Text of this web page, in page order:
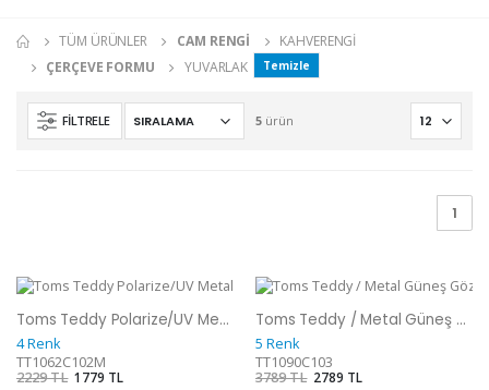
TÜM ÜRÜNLER CAM RENGI
KAHVERENGI
ÇERÇEVE FORMU
YUVARLAK Temizle
FILTRELE 5 ürün
1
Toms Teddy Polarize/UV Metal Güneş Gözlüğü
4 Renk
TT1062C102M
2229 TL 1779 TL
Toms Teddy / Metal Güneş Gözlüğü
5 Renk
TT1090C103
3789 TL 2789 TL